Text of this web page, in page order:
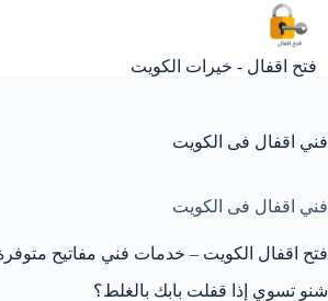
التجاوز
إلى
المحتوى
فتح اقفال - خيرات الكويت
فني اقفال فى الكويت
فني اقفال فى الكويت
فتح اقفال الكويت – خدمات فني مفاتيح متوفرة 24
شنو تسوي إذا قفلت بابك بالغلط؟